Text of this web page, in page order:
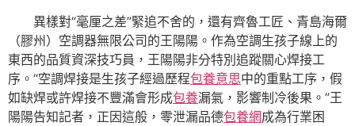
異樣對“毫厘之差”緊追不舍的，還有齊魯工匠、青島海爾
（膠州）空調器無限公司的王陽陽。作為空調生孩子線上的
東西的品質資深技巧員，王陽陽非分特別追蹤關心焊接工
序。“空調焊接是生孩子經過歷程包養意思中的重點工序，假
如缺焊或許焊接不豐滿會形成包養漏氣，影響制冷後果。”王
陽陽告知記者，正因這般，零泄漏品德包養網成為行業困